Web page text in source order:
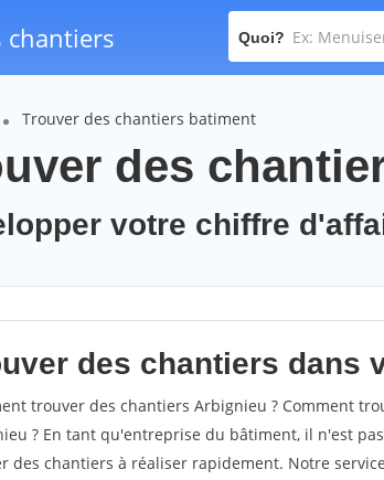
chantiers Quoi?
Trouver des chantiers batiment
des
votre chiffre
des chantiers dans
trouver des chantiers Arbignieu ? Comment
? En tant qu'entreprise du bâtiment, il n'est
des chantiers à réaliser rapidement. Notre